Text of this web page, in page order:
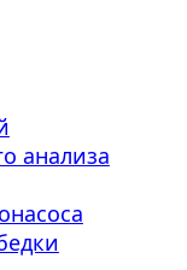
анализа